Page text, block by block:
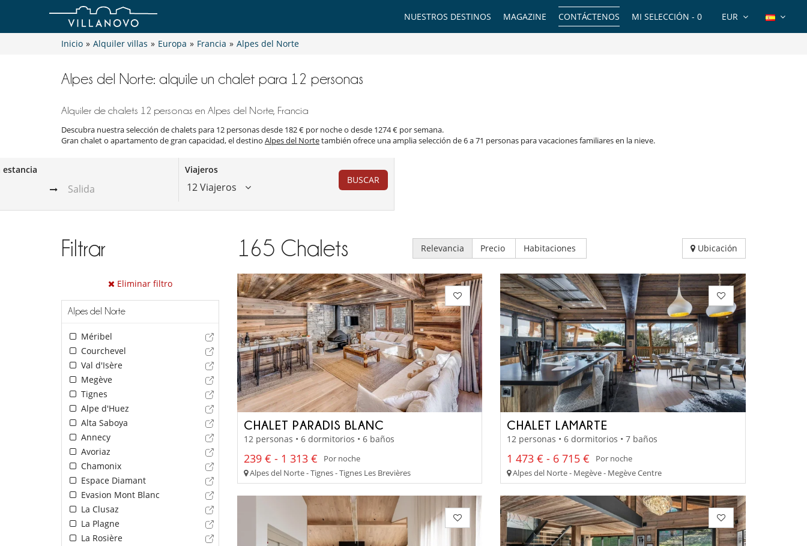
EUR
MI SELECCIÓN - 0
CONTÁCTENOS
MAGAZINE
NUESTROS DESTINOS
Inicio » Alquiler villas » Europa » Francia » Alpes del Norte
Alpes del Norte: alquile un chalet para 12 personas
Alquiler de chalets 12 personas en Alpes del Norte, Francia
Descubra nuestra selección de chalets para 12 personas desde 182 € por noche o desde 1274 € por semana.
Gran chalet o apartamento de gran capacidad, el destino Alpes del Nortetambién ofrece una amplia selección de 6 a 71 personas para vacaciones familiares en la nieve.
estancia Viajeros
12 Viajeros
BUSCAR
Filtrar
Eliminar filtro
Alpes del Norte
Méribel
Courchevel
Val d'Isère
Megève
Tignes
Alpe d'Huez
Alta Saboya
Annecy
Avoriaz
Chamonix
Espace Diamant
Evasion Mont Blanc
La Clusaz
La Plagne
La Rosière
165 Chalets Relevancia Precio Habitaciones Ubicación
CHALET PARADIS BLANC
12 personas • 6 dormitorios • 6 baños
239 € - 1 313 €
Por noche
Alpes del Norte - Tignes - Tignes Les Brevières
CHALET LAMARTE
12 personas • 6 dormitorios • 7 baños
1 473 € - 6 715 €
Por noche
Alpes del Norte - Megève - Megève Centre